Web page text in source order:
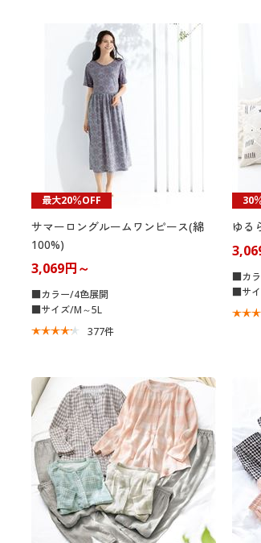
最大20％OFF
サマーロングルームワンピース(綿
100%)
3,069円～
■カラー/4色展開
■サイズ/M～5L
377件
30
ゆる
■カ
■サ